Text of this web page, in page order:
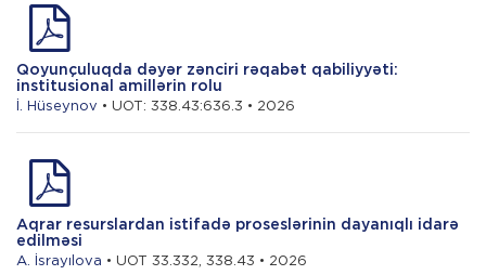
Qoyunçuluqda dəyər zənciri rəqabət qabiliyyəti:
institusional amillərin rolu
İ. Hüseynov • UOT: 338.43:636.3 • 2026
Aqrar resurslardan istifadə proseslərinin dayanıqlı idarə
edilməsi
A. İsrayılova • UOT 33.332, 338.43 • 2026